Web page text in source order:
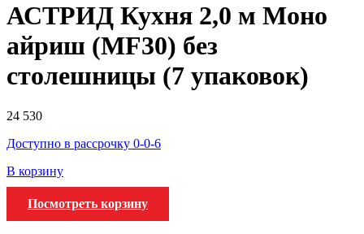
АСТРИД Кухня 2,0 м Моно
айриш (MF30) без
столешницы (7 упаковок)
24 530
Доступно в рассрочку 0-0-6
В корзину
Посмотреть корзину